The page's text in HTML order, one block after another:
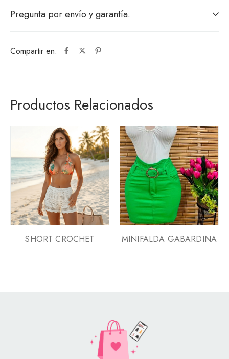
Compartir en:
Pregunta por envío y garantía.
Productos Relacionados
SHORT CROCHET MINIFALDA GABARDINA